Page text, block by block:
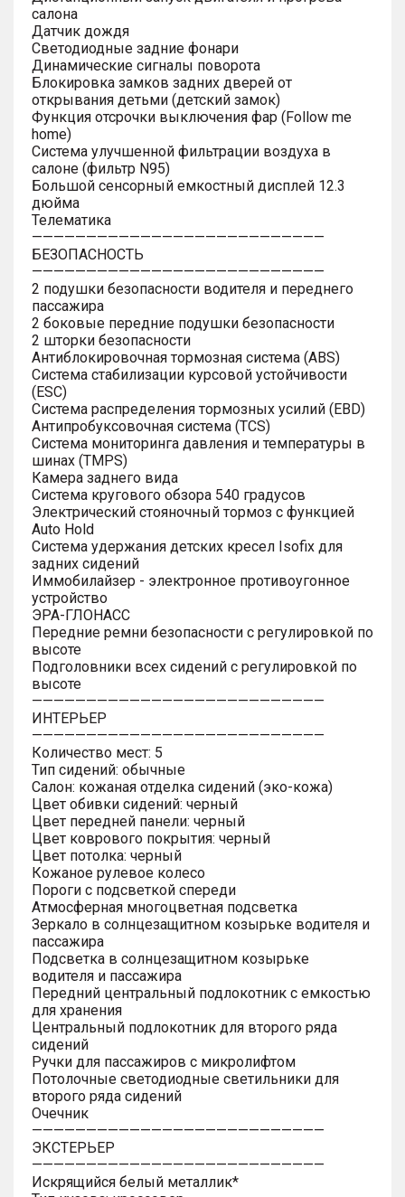
салона
Датчик дождя
Светодиодные задние фонари
Динамические сигналы поворота
Блокировка замков задних дверей от
открывания детьми (детский замок)
Функция отсрочки выключения фар (Follow me
home)
Система улучшенной фильтрации воздуха в
салоне (фильтр N95)
Большой сенсорный емкостный дисплей 12.3
дюйма
Телематика
———————————————————————————
БЕЗОПАСНОСТЬ
———————————————————————————
2 подушки безопасности водителя и переднего
пассажира
2 боковые передние подушки безопасности
2 шторки безопасности
Антиблокировочная тормозная система (ABS)
Система стабилизации курсовой устойчивости
(ESC)
Система распределения тормозных усилий (EBD)
Антипробуксовочная система (TCS)
Система мониторинга давления и температуры в
шинах (TMPS)
Камера заднего вида
Система кругового обзора 540 градусов
Электрический стояночный тормоз с функцией
Auto Hold
Система удержания детских кресел Isofix для
задних сидений
Иммобилайзер - электронное противоугонное
устройство
ЭРА-ГЛОНАСС
Передние ремни безопасности с регулировкой по
высоте
Подголовники всех сидений с регулировкой по
высоте
———————————————————————————
ИНТЕРЬЕР
———————————————————————————
Количество мест: 5
Тип сидений: обычные
Салон: кожаная отделка сидений (эко-кожа)
Цвет обивки сидений: черный
Цвет передней панели: черный
Цвет коврового покрытия: черный
Цвет потолка: черный
Кожаное рулевое колесо
Пороги с подсветкой спереди
Атмосферная многоцветная подсветка
Зеркало в солнцезащитном козырьке водителя и
пассажира
Подсветка в солнцезащитном козырьке
водителя и пассажира
Передний центральный подлокотник с емкостью
для хранения
Центральный подлокотник для второго ряда
сидений
Ручки для пассажиров с микролифтом
Потолочные светодиодные светильники для
второго ряда сидений
Очечник
———————————————————————————
ЭКСТЕРЬЕР
———————————————————————————
Искрящийся белый металлик*